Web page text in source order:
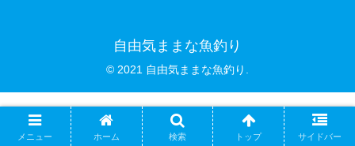
自由気ままな魚釣り
© 2021 自由気ままな魚釣り.
メニュー ホーム 検索 トップ サイドバー